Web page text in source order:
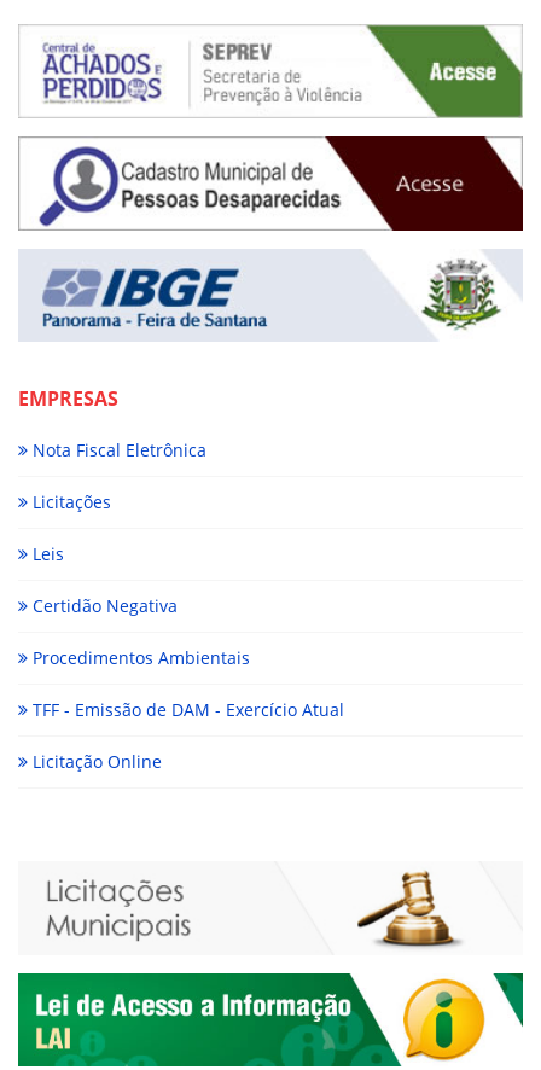
EMPRESAS
Nota Fiscal Eletrônica
Licitações
Leis
Certidão Negativa
Procedimentos Ambientais
TFF - Emissão de DAM - Exercício Atual
Licitação Online